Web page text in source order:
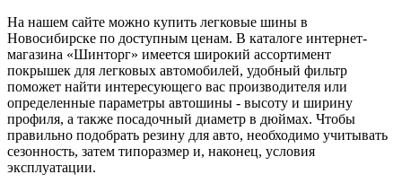
На нашем сайте можно купить легковые шины в
Новосибирске по доступным ценам. В каталоге интернет-
магазина «Шинторг» имеется широкий ассортимент
покрышек для легковых автомобилей, удобный фильтр
поможет найти интересующего вас производителя или
определенные параметры автошины - высоту и ширину
профиля, а также посадочный диаметр в дюймах. Чтобы
правильно подобрать резину для авто, необходимо учитывать
сезонность, затем типоразмер и, наконец, условия
эксплуатации.